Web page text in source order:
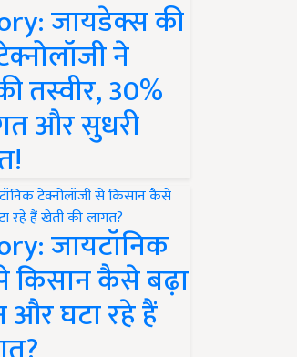
जायडेक्स की
ने
तस्वीर, 30%
और सुधरी
जायटॉनिक
किसान कैसे बढ़ा
और घटा रहे हैं